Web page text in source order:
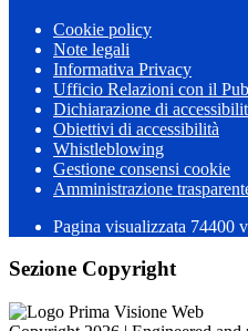
Cookie policy
Note legali
Informativa Privacy
Ufficio Relazioni con il
Dichiarazione di
Obiettivi di accessibilità
Whistleblowing
Gestione consensi cookie
Amministrazione
Pagina visualizzata 74400
Sezione Copyright